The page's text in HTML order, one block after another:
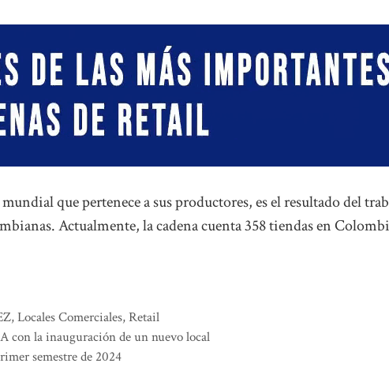
que pertenece a sus productores, es el resultado del
Actualmente, la cadena cuenta 358 tiendas en
,Locales Comerciales,Retail
con la inauguración de un nuevo local
semestre de 2024